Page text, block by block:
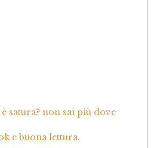
satura? non sai più dove
e buona lettura.